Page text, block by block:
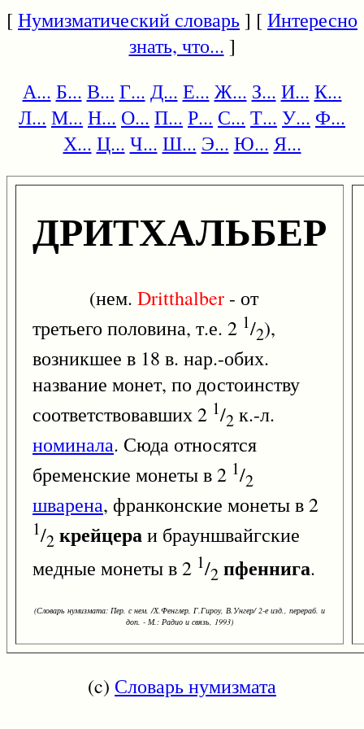
[Нумизматический словарь] [Интересно
знать, что... ]
А... Б... В... Г... Д... Е... Ж... З... И... К...
Л... М... Н... О... П... Р... С... Т... У... Ф...
Х... Ц... Ч... Ш... Э... Ю... Я...
ДРИТХАЛЬБЕР
(нем. Dritthalber - от
третьего половина, т.е. 2 1/2),
возникшее в 18 в. нар.-обих.
название монет, по достоинству
соответствовавших 2 1/2 к.-л.
номинала. Сюда относятся
бременские монеты в 2 1/2
шварена, франконские монеты в 2
1/2 крейцераи брауншвайгские
медные монеты в 2 1/2 пфеннига.
(Словарь нумизмата: Пер. с нем. /Х.Фенглер, Г.Гироу, В.Унгер/ 2-е изд., перераб. и
доп. - М.: Радио и связь, 1993)
(c) Словарь нумизмата